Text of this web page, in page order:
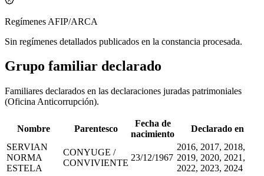
Regímenes AFIP/ARCA
Sin regímenes detallados publicados en la constancia procesada.
Grupo familiar declarado
Familiares declarados en las declaraciones juradas patrimoniales
(Oficina Anticorrupción).
Nombre Parentesco
Fecha de
nacimiento
Declarado en
SERVIAN
NORMA
ESTELA
CONYUGE /
CONVIVIENTE
23/12/1967
2016, 2017, 2018,
2019, 2020, 2021,
2022, 2023, 2024